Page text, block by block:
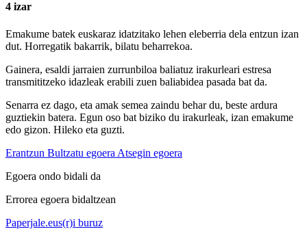
4 izar
Emakume batek euskaraz idatzitako lehen eleberria dela entzun izan
dut. Horregatik bakarrik, bilatu beharrekoa.
Gainera, esaldi jarraien zurrunbiloa baliatuz irakurleari estresa
transmititzeko idazleak erabili zuen baliabidea pasada bat da.
Senarra ez dago, eta amak semea zaindu behar du, beste ardura
guztiekin batera. Egun oso bat biziko du irakurleak, izan emakume
edo gizon. Hileko eta guzti.
Erantzun Bultzatu egoera Atsegin egoera
Egoera ondo bidali da
Errorea egoera bidaltzean
Paperjale.eus(r)i buruz